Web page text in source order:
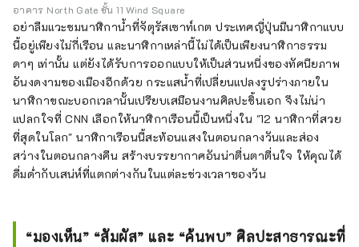
อาคาร North Gate ชั้น 11 Wind Square
อย่าลืมแวะชมนาฬิกาน้ำที่จัตุรัสเซาท์เกต ประเทศญี่ปุ่นมีนาฬิกาแบบ
นี้อยู่เพียงไม่กี่เรือน และนาฬิกาเหล่านี้ไม่ได้เป็นเพียงนาฬิกาธรรม
ดาๆ เท่านั้น แต่ยังได้รับการออกแบบให้เป็นส่วนหนึ่งของทัศนียภาพ
อันงดงามของเมืองอีกด้วย กระแสน้ำที่เปลี่ยนแปลงรูปร่างภายใน
นาฬิกาขณะบอกเวลานั้นเปรียบเสมือนงานศิลปะชิ้นเอก จึงไม่น่า
แปลกใจที่ CNN เลือกให้นาฬิกาเรือนนี้เป็นหนึ่งใน "12 นาฬิกาที่สวย
ที่สุดในโลก" นาฬิกาเรือนนี้สะท้อนแสงในตอนกลางวันและส่อง
สว่างในตอนกลางคืน สร้างบรรยากาศอันน่าตื่นตาตื่นใจ ให้คุณได้
ดื่มด่ำกับเสน่ห์ที่แตกต่างกันในแต่ละช่วงเวลาของวัน
“มองเห็น” “สัมผัส” และ “ค้นพบ” ศิลปะสาธารณะที่